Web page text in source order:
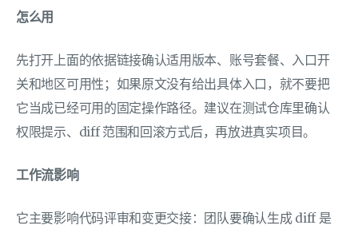
怎么用
先打开上面的依据链接确认适用版本、账号套餐、入口开
关和地区可用性；如果原文没有给出具体入口，就不要把
它当成已经可用的固定操作路径。建议在测试仓库里确认
权限提示、diff 范围和回滚方式后，再放进真实项目。
工作流影响
它主要影响代码评审和变更交接：团队要确认生成 diff 是